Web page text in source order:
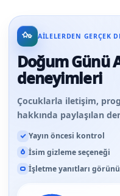
AILELERDEN GERÇEK
Doğum Günü
deneyimleri
Çocuklarla iletişim,
hakkında paylaşılan
Yayın öncesi kontrol
İsim gizleme seçeneği
İşletme yanıtları